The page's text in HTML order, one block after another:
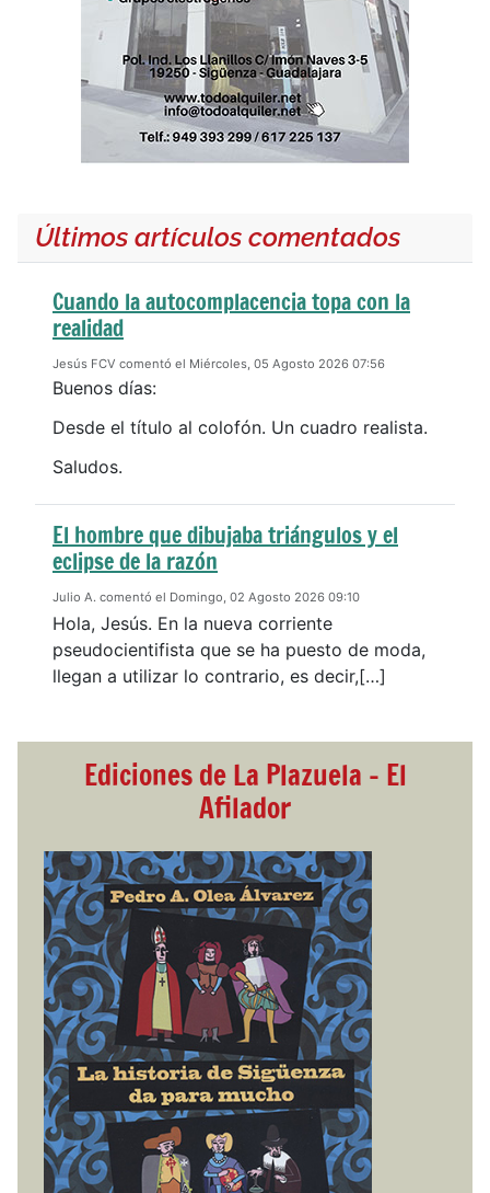
Últimos artículos comentados
Cuando la autocomplacencia topa con la
realidad
Jesús FCV comentó el Miércoles, 05 Agosto 2026 07:56
Buenos días:
Desde el título al colofón. Un cuadro realista.
Saludos.
El hombre que dibujaba triángulos y el
eclipse de la razón
Julio A. comentó el Domingo, 02 Agosto 2026 09:10
Hola, Jesús. En la nueva corriente
pseudocientifista que se ha puesto de moda,
llegan a utilizar lo contrario, es decir,[…]
Ediciones de La Plazuela - El
Afilador